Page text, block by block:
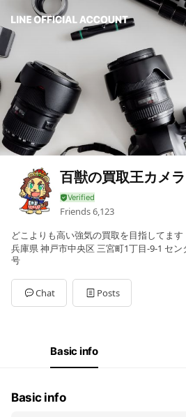
百獣の買取王カメ
Friends6,123
どこよりも高い強気の買取を目指してます
兵庫県 神戸市中央区 三宮町1丁目-9-1 セ
号
Chat Posts
Basic info
Basic info